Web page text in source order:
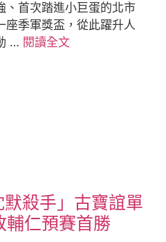
、首次踏進小巨蛋的北市
座季軍獎盃，從此躍升人
… 閱讀全文
默殺手」古寶誼單
仁預賽首勝